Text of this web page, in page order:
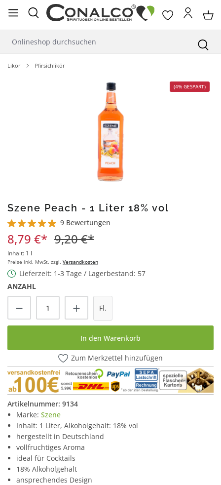
springen
Likör Pfirsichlikör
(4% GESPART)
Szene Peach - 1 Liter 18% vol
Durchschnittliche Bewertung von 5 von 5 Sternen
9 Bewertungen
8,79 €* 9,20 €*
Inhalt: 1 l
Preise inkl. MwSt. zzgl. Versandkosten
Lieferzeit: 1-3 Tage / Lagerbestand: 57
ANZAHL
Produkt Anzahl: Gib den gewünschten
Fl.
In den Warenkorb
Zum Merkzettel hinzufügen
Artikelnummer: 9134
Marke: Szene
Inhalt: 1 Liter, Alkoholgehalt: 18% vol
hergestellt in Deutschland
vollfruchtiges Aroma
ideal für Cocktails
18% Alkoholgehalt
ansprechendes Design